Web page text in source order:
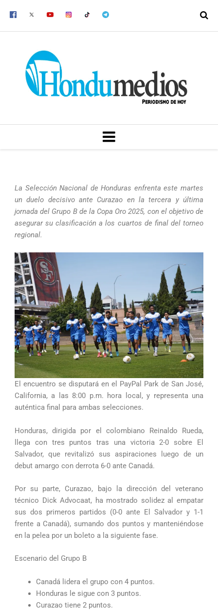
MENU
La Selección Nacional de Honduras enfrenta este martes
un duelo decisivo ante Curazao en la tercera y última
jornada del Grupo B de la Copa Oro 2025, con el objetivo de
asegurar su clasificación a los cuartos de final del torneo
regional.
El encuentro se disputará en el PayPal Park de San José,
California, a las 8:00 p.m. hora local, y representa una
auténtica final para ambas selecciones.
Honduras, dirigida por el colombiano Reinaldo Rueda,
llega con tres puntos tras una victoria 2-0 sobre El
Salvador, que revitalizó sus aspiraciones luego de un
debut amargo con derrota 6-0 ante Canadá.
Por su parte, Curazao, bajo la dirección del veterano
técnico Dick Advocaat, ha mostrado solidez al empatar
sus dos primeros partidos (0-0 ante El Salvador y 1-1
frente a Canadá), sumando dos puntos y manteniéndose
en la pelea por un boleto a la siguiente fase.
Escenario del Grupo B
Canadá lidera el grupo con 4 puntos.
Honduras le sigue con 3 puntos.
Curazao tiene 2 puntos.